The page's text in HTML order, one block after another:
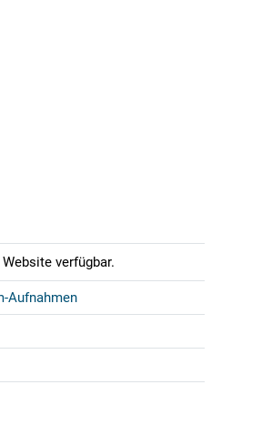
verfügbar.
Aufnahmen